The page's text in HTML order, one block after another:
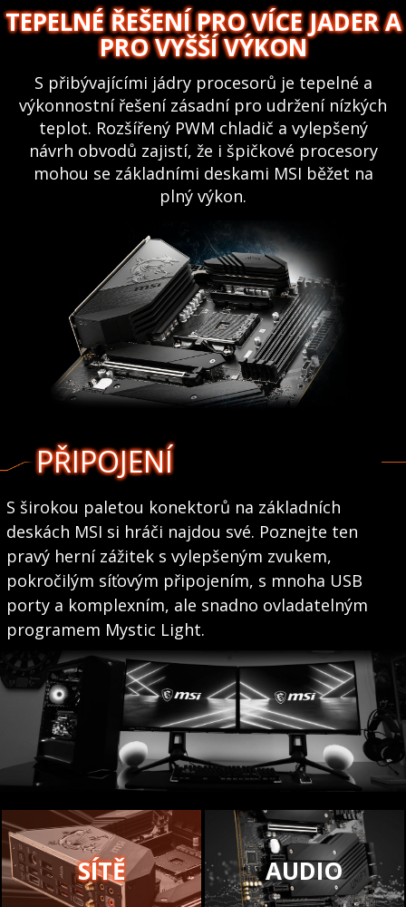
TEPELNÉ ŘEŠENÍ PRO VÍCE JADER A
PRO VYŠŠÍ VÝKON
S přibývajícími jádry procesorů je tepelné a
výkonnostní řešení zásadní pro udržení nízkých
teplot. Rozšířený PWM chladič a vylepšený
návrh obvodů zajistí, že i špičkové procesory
mohou se základními deskami MSI běžet na
plný výkon.
PŘIPOJENÍ
S širokou paletou konektorů na základních
deskách MSI si hráči najdou své. Poznejte ten
pravý herní zážitek s vylepšeným zvukem,
pokročilým síťovým připojením, s mnoha USB
porty a komplexním, ale snadno ovladatelným
programem Mystic Light.
SÍTĚ AUDIO